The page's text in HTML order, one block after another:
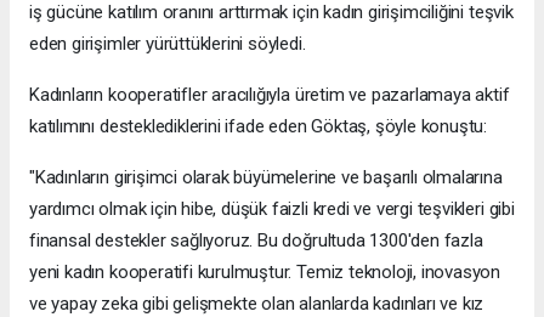
iş gücüne katılım oranını arttırmak için kadın girişimciliğini teşvik
eden girişimler yürüttüklerini söyledi.
Kadınların kooperatifler aracılığıyla üretim ve pazarlamaya aktif
katılımını desteklediklerini ifade eden Göktaş, şöyle konuştu:
"Kadınların girişimci olarak büyümelerine ve başarılı olmalarına
yardımcı olmak için hibe, düşük faizli kredi ve vergi teşvikleri gibi
finansal destekler sağlıyoruz. Bu doğrultuda 1300'den fazla
yeni kadın kooperatifi kurulmuştur. Temiz teknoloji, inovasyon
ve yapay zeka gibi gelişmekte olan alanlarda kadınları ve kız